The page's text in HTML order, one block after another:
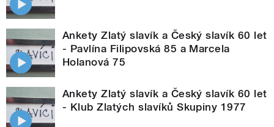
Ankety Zlatý slavík a Český slavík 60 let
- Pavlína Filipovská 85 a Marcela
Holanová 75
Ankety Zlatý slavík a Český slavík 60 let
- Klub Zlatých slavíků Skupiny 1977